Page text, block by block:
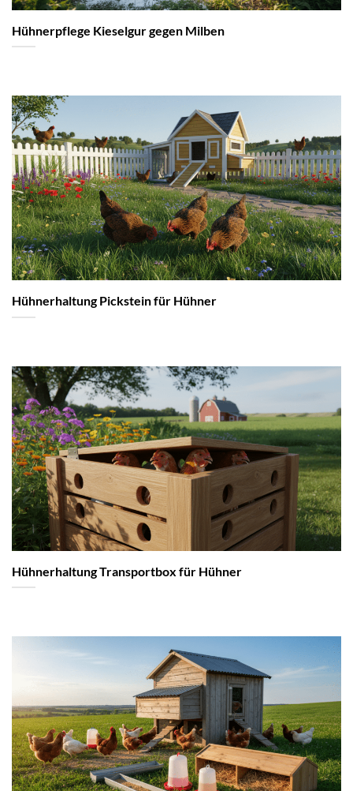
Hühnerpflege Kieselgur gegen Milben
Hühnerhaltung Pickstein für Hühner
Hühnerhaltung Transportbox für Hühner